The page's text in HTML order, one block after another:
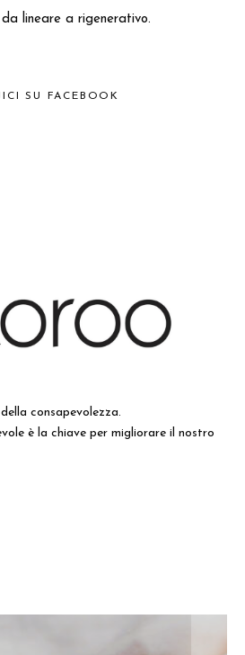
lineare a rigenerativo.
SU FACEBOOK
consapevolezza.
è la chiave per migliorare il nostro